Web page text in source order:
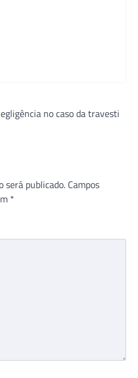
no caso da travesti
será publicado. Campos
*